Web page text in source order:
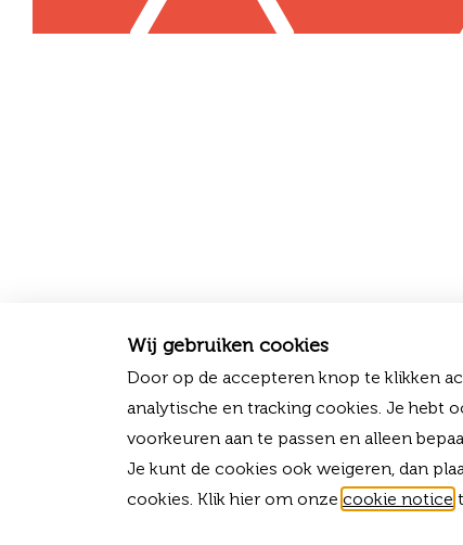
Wij gebruiken cookies
Door op de accepteren knop te klikken
analytische en tracking cookies. Je hebt
voorkeuren aan te passen en alleen
Je kunt de cookies ook weigeren, dan
cookies. Klik hier om onze cookie notice